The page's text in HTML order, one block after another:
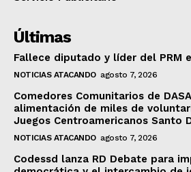
Últimas
Fallece diputado y líder del PRM
NOTICIAS ATACANDO agosto 7, 2026
Comedores Comunitarios de
alimentación de miles de
Juegos Centroamericanos Santo
NOTICIAS ATACANDO agosto 7, 2026
Codessd lanza RD Debate para